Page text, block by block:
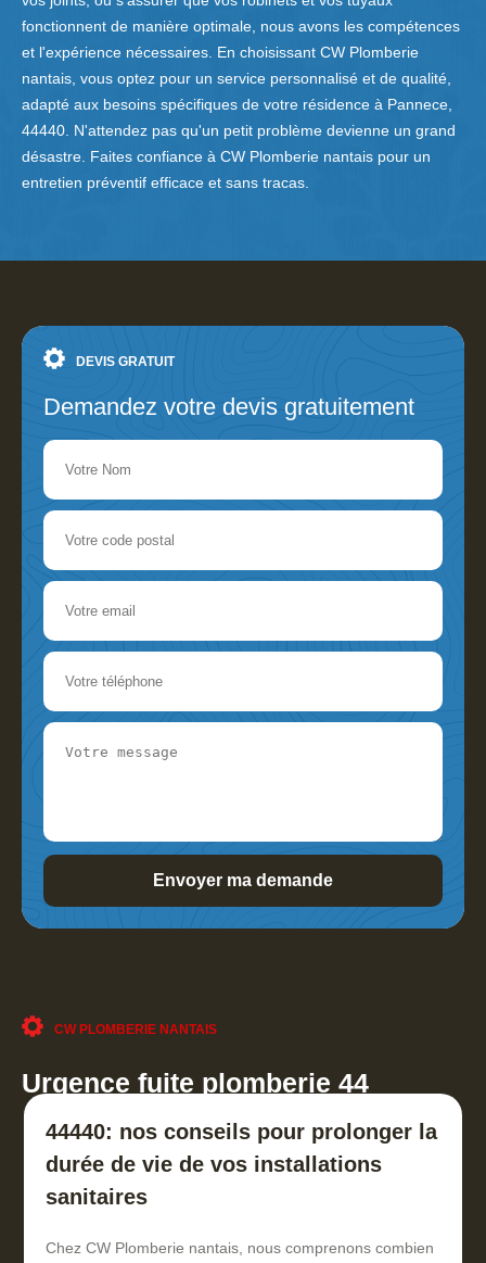
fonctionnent de manière optimale, nous avons les compétences
et l'expérience nécessaires. En choisissant CW Plomberie
nantais, vous optez pour un service personnalisé et de qualité,
adapté aux besoins spécifiques de votre résidence à Pannece,
44440. N'attendez pas qu'un petit problème devienne un grand
désastre. Faites confiance à CW Plomberie nantais pour un
entretien préventif efficace et sans tracas.
DEVIS GRATUIT
Demandez votre devis gratuitement
CW PLOMBERIE NANTAIS
Urgence fuite plomberie 44
44440: nos conseils pour prolonger la
durée de vie de vos installations
sanitaires
Chez CW Plomberie nantais, nous comprenons combien